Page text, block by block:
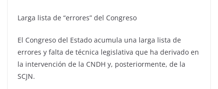
Larga lista de “errores” del Congreso
El Congreso del Estado acumula una larga lista de
errores y falta de técnica legislativa que ha derivado en
la intervención de la CNDH y, posteriormente, de la
SCJN.